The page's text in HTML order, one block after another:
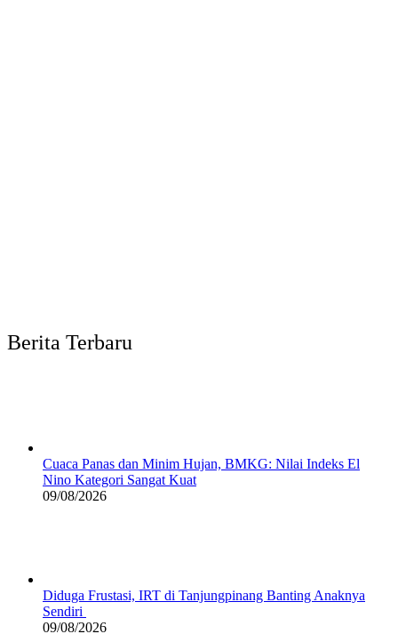
Berita Terbaru
Cuaca Panas dan Minim Hujan, BMKG: Nilai Indeks El
Nino Kategori Sangat Kuat
09/08/2026
Diduga Frustasi, IRT di Tanjungpinang Banting Anaknya
Sendiri
09/08/2026